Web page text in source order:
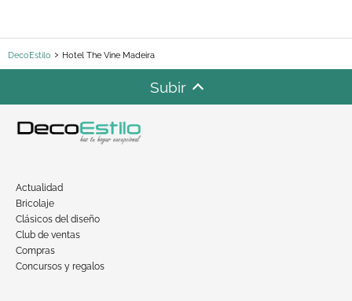
DecoEstilo Hotel The Vine Madeira
Subir
Actualidad
Bricolaje
Clásicos del diseño
Club de ventas
Compras
Concursos y regalos